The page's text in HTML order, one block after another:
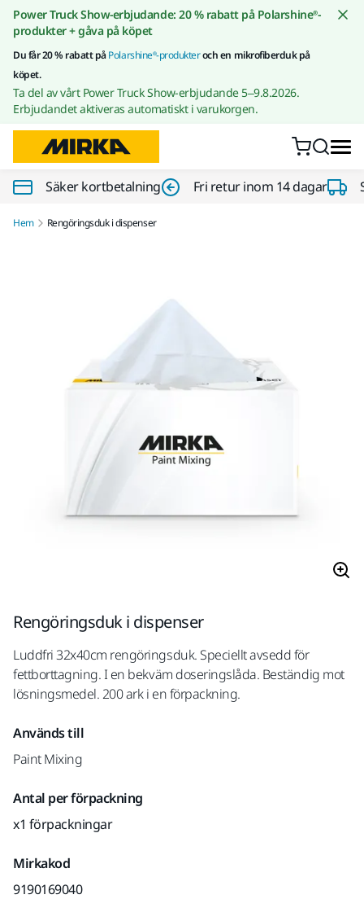
Gå till innehållet
Power Truck Show-erbjudande: 20 % rabatt på Polarshine®-
produkter + gåva på köpet
Du får 20 % rabatt påPolarshine®-produkteroch en mikrofiberduk på
köpet.
Ta del av vårt Power Truck Show-erbjudande 5–9.8.2026.
Erbjudandet aktiveras automatiskt i varukorgen.
Säker kortbetalning Fri retur inom 14 dagar
Hem Rengöringsduk i dispenser
Rengöringsduk i dispenser
Luddfri 32x40cm rengöringsduk. Speciellt avsedd för
fettborttagning. I en bekväm doseringslåda. Beständig mot
lösningsmedel. 200 ark i en förpackning.
Används till
Paint Mixing
Antal per förpackning
x1 förpackningar
Mirkakod
9190169040